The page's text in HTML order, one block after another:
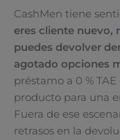
CashMen tiene
eres cliente nuevo,
puedes devolver
agotado opciones
préstamo a 0 %
producto para una
Fuera de ese
retrasos en la